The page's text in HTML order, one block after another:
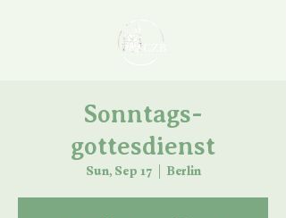
Sonntags-
gottesdienst
Sun, Sep 17 Berlin